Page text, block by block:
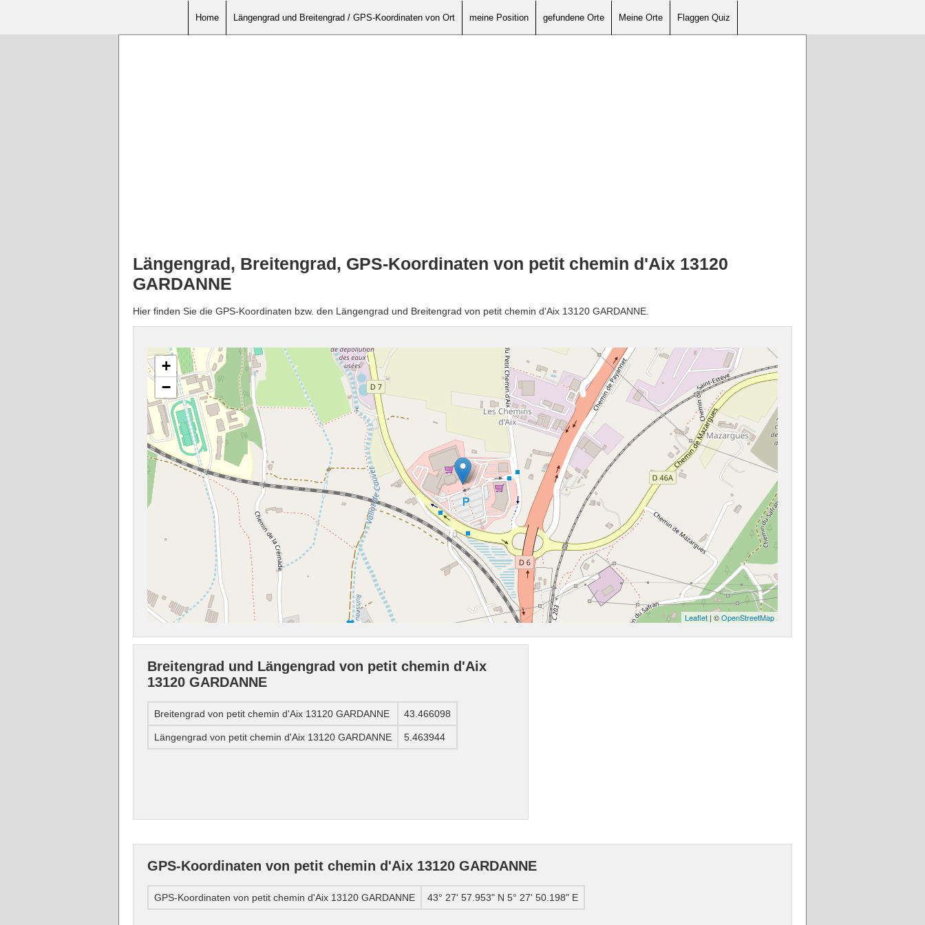
Home Längengrad und Breitengrad / GPS-Koordinaten von Ort meine Position gefundene Orte Meine Orte Flaggen Quiz
Längengrad, Breitengrad, GPS-Koordinaten von petit chemin d'Aix 13120
GARDANNE
Hier finden Sie die GPS-Koordinaten bzw. den Längengrad und Breitengrad von petit chemin d'Aix 13120 GARDANNE.
+
−
Leaflet | ©OpenStreetMap
Breitengrad und Längengrad von petit chemin d'Aix
13120 GARDANNE
Breitengrad von petit chemin d'Aix 13120 GARDANNE 43.466098
Längengrad von petit chemin d'Aix 13120 GARDANNE 5.463944
GPS-Koordinaten von petit chemin d'Aix 13120 GARDANNE
GPS-Koordinaten von petit chemin d'Aix 13120 GARDANNE 43° 27' 57.953" N 5° 27' 50.198" E